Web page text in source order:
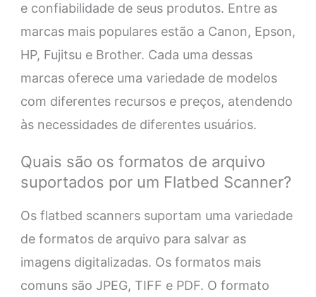
e confiabilidade de seus produtos. Entre as
marcas mais populares estão a Canon, Epson,
HP, Fujitsu e Brother. Cada uma dessas
marcas oferece uma variedade de modelos
com diferentes recursos e preços, atendendo
às necessidades de diferentes usuários.
Quais são os formatos de arquivo
suportados por um Flatbed Scanner?
Os flatbed scanners suportam uma variedade
de formatos de arquivo para salvar as
imagens digitalizadas. Os formatos mais
comuns são JPEG, TIFF e PDF. O formato